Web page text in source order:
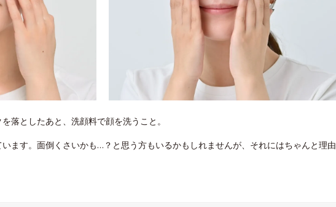
落としたあと、洗顔料で顔を洗うこと。
ます。面倒くさいかも…？と思う方もいるかもしれませんが、それにはちゃんと理由